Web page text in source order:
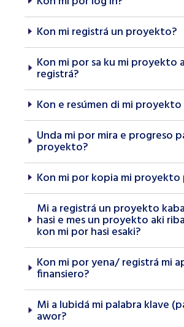
Kon mi registrá un proyekto?
Kon mi por sa ku mi proyekto
registrá?
Kon e resúmen di mi
Unda mi por mira e progreso
proyekto?
Kon mi por kopia mi
Mi a registrá un proyekto
hasi e mes un proyekto aki
kon mi por hasi esaki?
Kon mi por yena/ registrá mi
finansiero?
Mi a lubidá mi palabra klave
awor?